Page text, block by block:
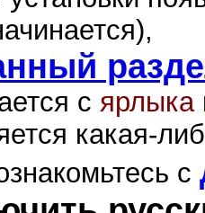
с ярлыка
какая-
с